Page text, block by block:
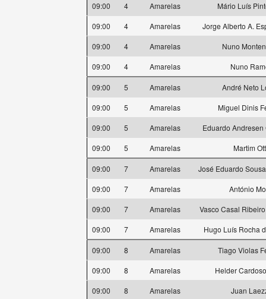
09:00 4 Amarelas
Mário Luís
09:00
4 Amarelas
Jorge Alberto A.
09:00
4 Amarelas
Nuno
09:00
4 Amarelas Nuno
09:00 5 Amarelas
André Neto
09:00
5 Amarelas
Miguel Dinis
09:00
5 Amarelas
Eduardo Andresen
09:00
5 Amarelas Martim
09:00 7 Amarelas
José Eduardo
09:00
7 Amarelas
António
09:00
7 Amarelas
Vasco Casal
09:00
7 Amarelas Hugo Luís Rocha
09:00 8 Amarelas
Tiago Violas
09:00
8 Amarelas
Helder
09:00
8 Amarelas
Juan